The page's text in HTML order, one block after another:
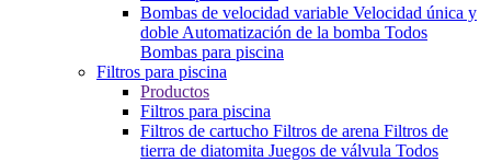
Bombas de velocidad variable Velocidad única y
doble Automatización de la bomba Todos
Bombas para piscina
Filtros para piscina
Productos
Filtros para piscina
Filtros de cartucho Filtros de arena Filtros de
tierra de diatomita Juegos de válvula Todos